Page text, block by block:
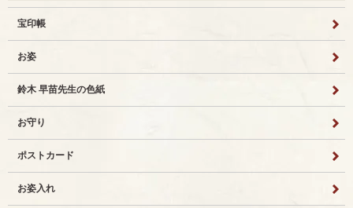
宝印帳
お姿
鈴木 早苗先生の色紙
お守り
ポストカード
お姿入れ